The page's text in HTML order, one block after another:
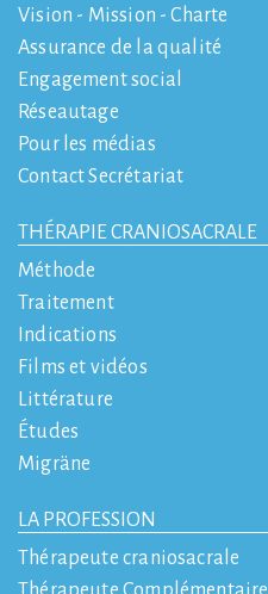
Vision - Mission - Charte
Assurance de la qualité
Engagement social
Réseautage
Pour les médias
Contact Secrétariat
THÉRAPIE CRANIOSACRALE
Méthode
Traitement
Indications
Films et vidéos
Littérature
Études
Migräne
LA PROFESSION
Thérapeute craniosacrale